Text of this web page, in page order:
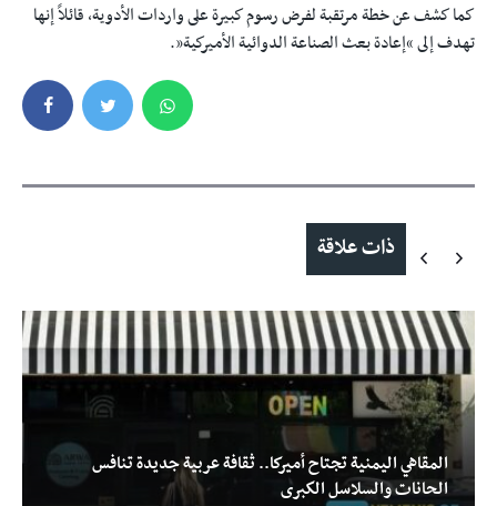
كما كشف عن خطة مرتقبة لفرض رسوم كبيرة على واردات الأدوية، قائلاً إنها
تهدف إلى “إعادة بعث الصناعة الدوائية الأميركية”.
ذات علاقة
المقاهي اليمنية تجتاح أميركا.. ثقافة عربية جديدة تنافس
الحانات والسلاسل الكبرى